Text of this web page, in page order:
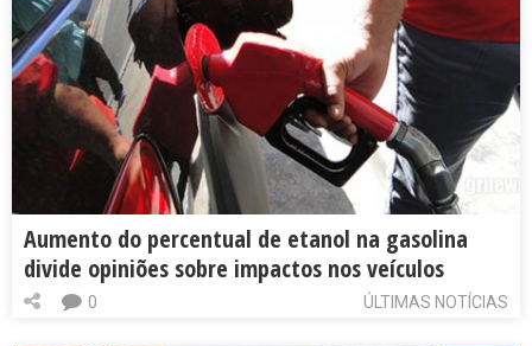
Aumento do percentual de etanol na gasolina
divide opiniões sobre impactos nos veículos
ÚLTIMAS NOTÍCIAS
0